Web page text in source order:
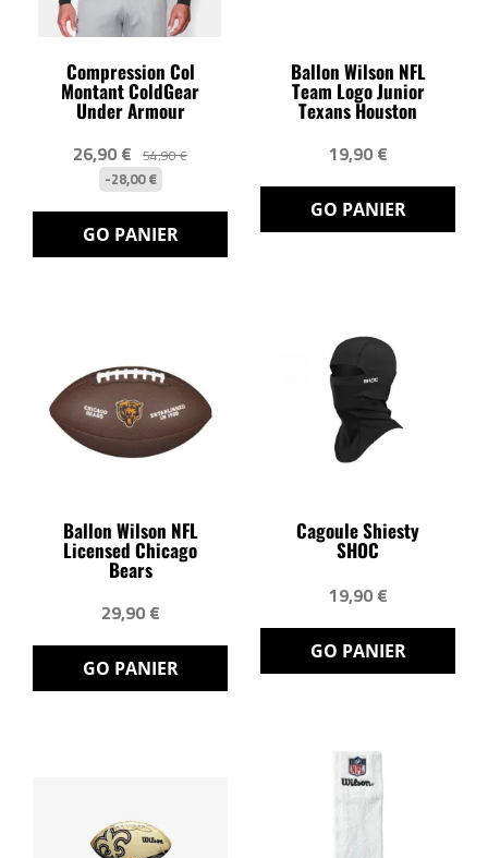
Compression Col
Montant ColdGear
Under Armour
26,90 € 54,90 €
-28,00 €
GO PANIER
Ballon Wilson NFL
Team Logo Junior
Texans Houston
19,90 €
GO PANIER
Ballon Wilson NFL
Licensed Chicago
Bears
29,90 €
GO PANIER
Cagoule Shiesty
SHOC
19,90 €
GO PANIER